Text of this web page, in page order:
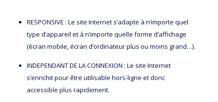
RESPONSIVE : Le site Internet s’adapte à n’importe quel
type d’appareil et à n’importe quelle forme d’affichage
(écran mobile, écran d’ordinateur plus ou moins grand…).
INDEPENDANT DE LA CONNEXION : Le site Internet
s’enrichit pour être utilisable hors-ligne et donc
accessible plus rapidement.